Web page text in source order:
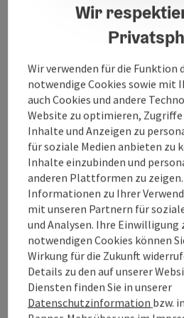
Die Daten werden von Kabel
Verfügung gestellt.
Kontakt
Öffnungszeiten
Anreise/Lage
Eignung
Barrierefreiheit
Wir
Wir verwenden für die Funktion
notwendige Cookies sowie mit
auch Cookies und andere
Website zu optimieren, Zugriffe
Inhalte und Anzeigen zu
für soziale Medien anbieten zu
Inhalte einzubinden und
anderen Plattformen zu
Informationen zu Ihrer
mit unseren Partnern für
und Analysen. Ihre Einwilligung
notwendigen Cookies können
Wirkung für die Zukunft
Details zu den auf unserer
Diensten finden Sie in unserer
Datenschutzinformation bzw.